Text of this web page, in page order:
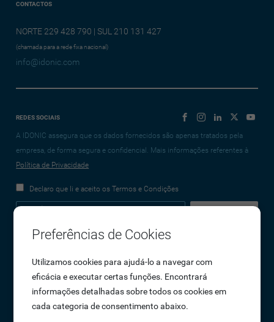
CONTACTOS
NORTE 229 428 790 | SUL 210 131 427
(chamada para a rede fixa nacional)
info@idonic.com
REDES SOCIAIS
A IDONIC assegura que os dados fornecidos são apenas tratados pela
empresa, de forma segura e confidencial. Mais informações referentes à
Política de Privacidade
Declaro que li e aceito os Termos e Condições
Empresa
Sobre Nós
Oportunidades de Emprego
Termos e Condições
Preferências de Cookies
Utilizamos cookies para ajudá-lo a navegar com
eficácia e executar certas funções. Encontrará
informações detalhadas sobre todos os cookies em
cada categoria de consentimento abaixo.